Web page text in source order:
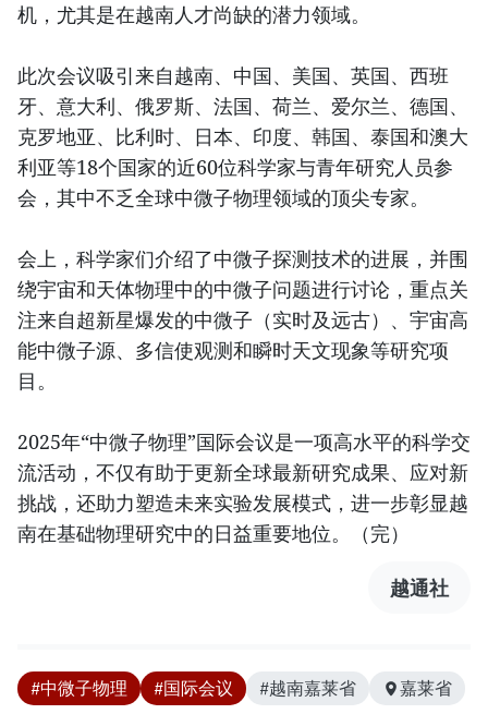
机，尤其是在越南人才尚缺的潜力领域。
此次会议吸引来自越南、中国、美国、英国、西班
牙、意大利、俄罗斯、法国、荷兰、爱尔兰、德国、
克罗地亚、比利时、日本、印度、韩国、泰国和澳大
利亚等18个国家的近60位科学家与青年研究人员参
会，其中不乏全球中微子物理领域的顶尖专家。
会上，科学家们介绍了中微子探测技术的进展，并围
绕宇宙和天体物理中的中微子问题进行讨论，重点关
注来自超新星爆发的中微子（实时及远古）、宇宙高
能中微子源、多信使观测和瞬时天文现象等研究项
目。
2025年“中微子物理”国际会议是一项高水平的科学交
流活动，不仅有助于更新全球最新研究成果、应对新
挑战，还助力塑造未来实验发展模式，进一步彰显越
南在基础物理研究中的日益重要地位。（完）
越通社
#中微子物理 #国际会议 #越南嘉莱省 嘉莱省